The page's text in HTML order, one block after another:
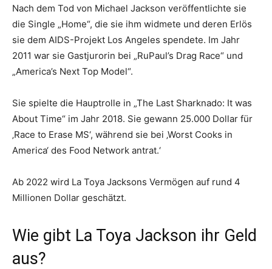
Nach dem Tod von Michael Jackson veröffentlichte sie
die Single „Home“, die sie ihm widmete und deren Erlös
sie dem AIDS-Projekt Los Angeles spendete. Im Jahr
2011 war sie Gastjurorin bei „RuPaul’s Drag Race“ und
„America’s Next Top Model“.
Sie spielte die Hauptrolle in „The Last Sharknado: It was
About Time“ im Jahr 2018. Sie gewann 25.000 Dollar für
‚Race to Erase MS‘, während sie bei ‚Worst Cooks in
America‘ des Food Network antrat.‘
Ab 2022 wird La Toya Jacksons Vermögen auf rund 4
Millionen Dollar geschätzt.
Wie gibt La Toya Jackson ihr Geld
aus?